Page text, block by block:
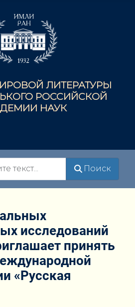
ЛИТЕРАТУРЫ
РОССИЙСКОЙ
НАУК
Поиск
исследований
принять
«Русская